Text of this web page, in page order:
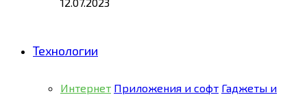
Технологии
Интернет Приложения и софт Гаджеты и